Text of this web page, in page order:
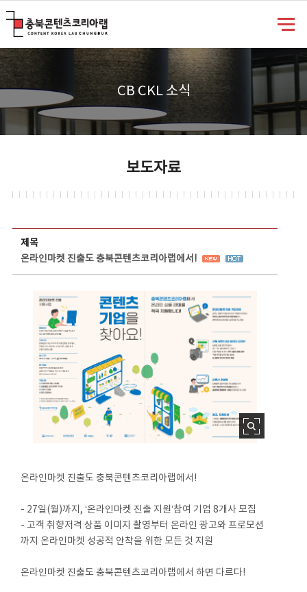
CB CKL 소식
보도자료
제목
온라인마켓 진출도 충북콘텐츠코리아랩에서!
온라인마켓 진출도 충북콘텐츠코리아랩에서!
- 27일(월)까지, ‘온라인마켓 진출 지원’참여 기업 8개사 모집
- 고객 취향저격 상품 이미지 촬영부터 온라인 광고와 프로모션
까지 온라인마켓 성공적 안착을 위한 모든 것 지원
온라인마켓 진출도 충북콘텐츠코리아랩에서 하면 다르다!